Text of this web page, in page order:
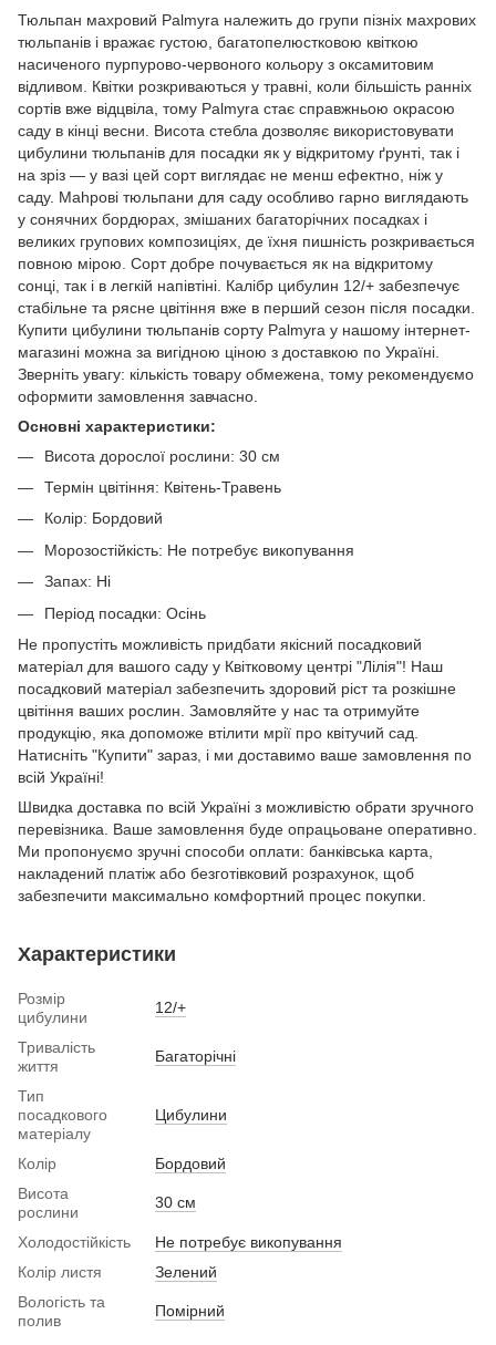
Тюльпан махровий Palmyra належить до групи пізніх махрових
тюльпанів і вражає густою, багатопелюстковою квіткою
насиченого пурпурово-червоного кольору з оксамитовим
відливом. Квітки розкриваються у травні, коли більшість ранніх
сортів вже відцвіла, тому Palmyra стає справжньою окрасою
саду в кінці весни. Висота стебла дозволяє використовувати
цибулини тюльпанів для посадки як у відкритому ґрунті, так і
на зріз — у вазі цей сорт виглядає не менш ефектно, ніж у
саду. Mahрові тюльпани для саду особливо гарно виглядають
у сонячних бордюрах, змішаних багаторічних посадках і
великих групових композиціях, де їхня пишність розкривається
повною мірою. Сорт добре почувається як на відкритому
сонці, так і в легкій напівтіні. Калібр цибулин 12/+ забезпечує
стабільне та рясне цвітіння вже в перший сезон після посадки.
Купити цибулини тюльпанів сорту Palmyra у нашому інтернет-
магазині можна за вигідною ціною з доставкою по Україні.
Зверніть увагу: кількість товару обмежена, тому рекомендуємо
оформити замовлення завчасно.
Основні характеристики:
Висота дорослої рослини: 30 см
Термін цвітіння: Квітень-Травень
Колір: Бордовий
Морозостійкість: Не потребує викопування
Запах: Ні
Період посадки: Осінь
Не пропустіть можливість придбати якісний посадковий
матеріал для вашого саду у Квітковому центрі "Лілія"! Наш
посадковий матеріал забезпечить здоровий ріст та розкішне
цвітіння ваших рослин. Замовляйте у нас та отримуйте
продукцію, яка допоможе втілити мрії про квітучий сад.
Натисніть "Купити" зараз, і ми доставимо ваше замовлення по
всій Україні!
Швидка доставка по всій Україні з можливістю обрати зручного
перевізника. Ваше замовлення буде опрацьоване оперативно.
Ми пропонуємо зручні способи оплати: банківська карта,
накладений платіж або безготівковий розрахунок, щоб
забезпечити максимально комфортний процес покупки.
Характеристики
Розмір
цибулини
12/+
Тривалість
життя
Багаторічні
Тип
посадкового
матеріалу
Цибулини
Колір
Бордовий
Висота
рослини
30 см
Холодостійкість
Не потребує викопування
Колір листя
Зелений
Вологість та
полив
Помірний